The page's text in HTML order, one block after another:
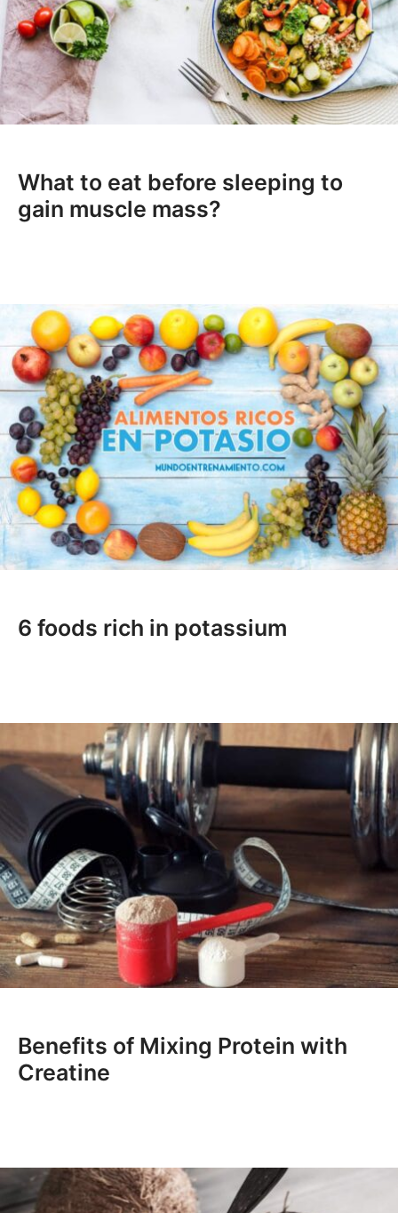
What to eat before sleeping to
gain muscle mass?
6 foods rich in potassium
Benefits of Mixing Protein with
Creatine